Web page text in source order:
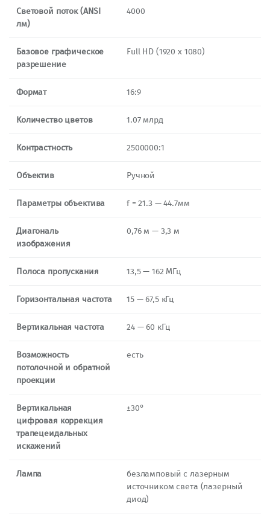
Световой поток (ANSI
лм)
4000
Базовое графическое
разрешение
Full HD (1920 x 1080)
Формат 16:9
Количество цветов 1.07 млрд
Контрастность 2500000:1
Объектив Ручной
Параметры объектива f = 21.3 — 44.7мм
Диагональ
изображения
0,76 м — 3,3 м
Полоса пропускания 13,5 — 162 МГц
Горизонтальная частота 15 — 67,5 кГц
Вертикальная частота 24 — 60 кГц
Возможность
потолочной и обратной
проекции
есть
Вертикальная
цифровая коррекция
трапецеидальных
искажений
±30°
Лампа
безламповый с лазерным
источником света (лазерный
диод)